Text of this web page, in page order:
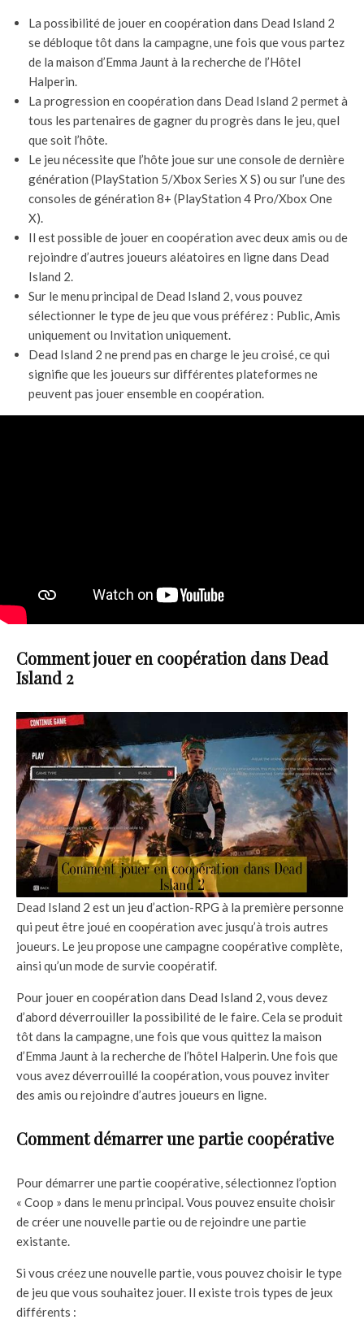
La possibilité de jouer en coopération dans Dead Island 2
se débloque tôt dans la campagne, une fois que vous partez
de la maison d’Emma Jaunt à la recherche de l’Hôtel
Halperin.
La progression en coopération dans Dead Island 2 permet à
tous les partenaires de gagner du progrès dans le jeu, quel
que soit l’hôte.
Le jeu nécessite que l’hôte joue sur une console de dernière
génération (PlayStation 5/Xbox Series X S) ou sur l’une des
consoles de génération 8+ (PlayStation 4 Pro/Xbox One
X).
Il est possible de jouer en coopération avec deux amis ou de
rejoindre d’autres joueurs aléatoires en ligne dans Dead
Island 2.
Sur le menu principal de Dead Island 2, vous pouvez
sélectionner le type de jeu que vous préférez : Public, Amis
uniquement ou Invitation uniquement.
Dead Island 2 ne prend pas en charge le jeu croisé, ce qui
signifie que les joueurs sur différentes plateformes ne
peuvent pas jouer ensemble en coopération.
Comment jouer en coopération dans Dead
Island 2
Dead Island 2 est un jeu d’action-RPG à la première personne
qui peut être joué en coopération avec jusqu’à trois autres
joueurs. Le jeu propose une campagne coopérative complète,
ainsi qu’un mode de survie coopératif.
Pour jouer en coopération dans Dead Island 2, vous devez
d’abord déverrouiller la possibilité de le faire. Cela se produit
tôt dans la campagne, une fois que vous quittez la maison
d’Emma Jaunt à la recherche de l’hôtel Halperin. Une fois que
vous avez déverrouillé la coopération, vous pouvez inviter
des amis ou rejoindre d’autres joueurs en ligne.
Comment démarrer une partie coopérative
Pour démarrer une partie coopérative, sélectionnez l’option
« Coop » dans le menu principal. Vous pouvez ensuite choisir
de créer une nouvelle partie ou de rejoindre une partie
existante.
Si vous créez une nouvelle partie, vous pouvez choisir le type
de jeu que vous souhaitez jouer. Il existe trois types de jeux
différents :